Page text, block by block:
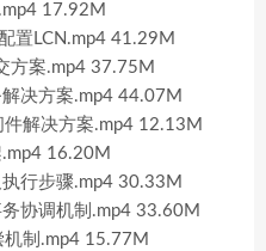
17.92M
置LCN.mp4 41.29M
方案.mp4 37.75M
决方案.mp4 44.07M
解决方案.mp4 12.13M
16.20M
行步骤.mp4 30.33M
协调机制.mp4 33.60M
制.mp4 15.77M